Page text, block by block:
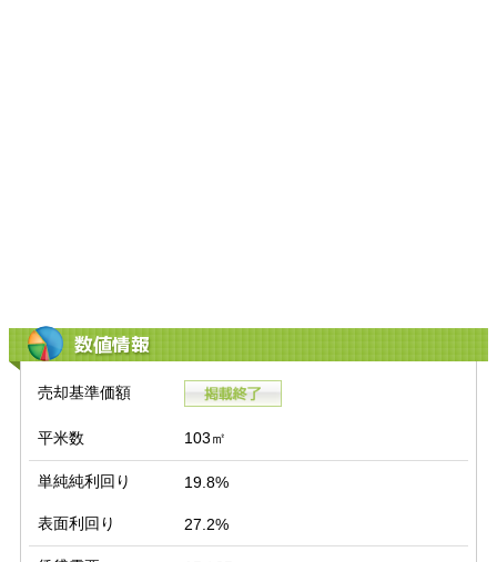
数値情報
売却基準価額
平米数 103㎡
単純純利回り 19.8%
表面利回り 27.2%